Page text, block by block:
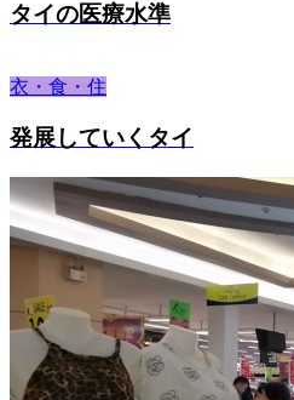
タイの医療水準
衣・食・住
発展していくタイ